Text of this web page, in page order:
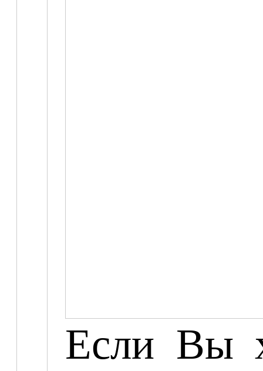
Если Вы